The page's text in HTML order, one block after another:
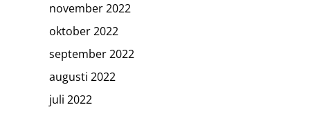
november 2022
oktober 2022
september 2022
augusti 2022
juli 2022